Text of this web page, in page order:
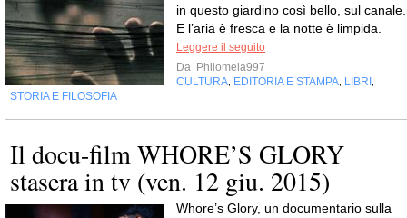
in questo giardino così bello, sul canale.
E l’aria è fresca e la notte è limpida.
Leggere il seguito
Da Philomela997
CULTURA EDITORIA E STAMPA LIBRI
STORIA E FILOSOFIA
Il docu-film WHORE’S GLORY
stasera in tv (ven. 12 giu. 2015)
Whore’s Glory, un documentario sulla